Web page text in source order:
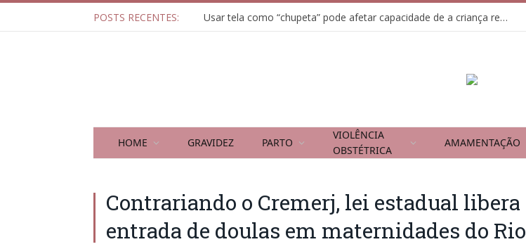
POSTS RECENTES: Usar tela como “chupeta” pode afetar capacidade de a criança regular emoções
HOME GRAVIDEZ PARTO
VIOLÊNCIA
OBSTÉTRICA
AMAMENTAÇÃO
Contrariando o Cremerj, lei estadual libera
entrada de doulas em maternidades do Rio